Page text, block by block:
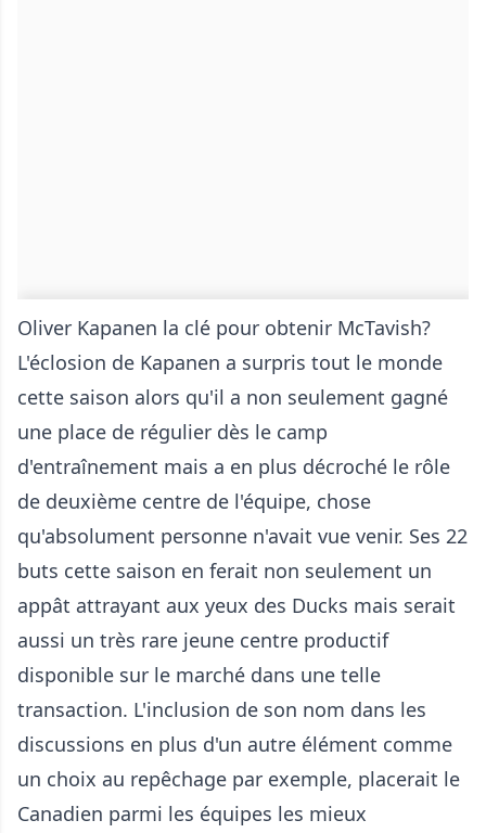
Oliver Kapanen la clé pour obtenir McTavish?
L'éclosion de Kapanen a surpris tout le monde
cette saison alors qu'il a non seulement gagné
une place de régulier dès le camp
d'entraînement mais a en plus décroché le rôle
de deuxième centre de l'équipe, chose
qu'absolument personne n'avait vue venir. Ses 22
buts cette saison en ferait non seulement un
appât attrayant aux yeux des Ducks mais serait
aussi un très rare jeune centre productif
disponible sur le marché dans une telle
transaction. L'inclusion de son nom dans les
discussions en plus d'un autre élément comme
un choix au repêchage par exemple, placerait le
Canadien parmi les équipes les mieux